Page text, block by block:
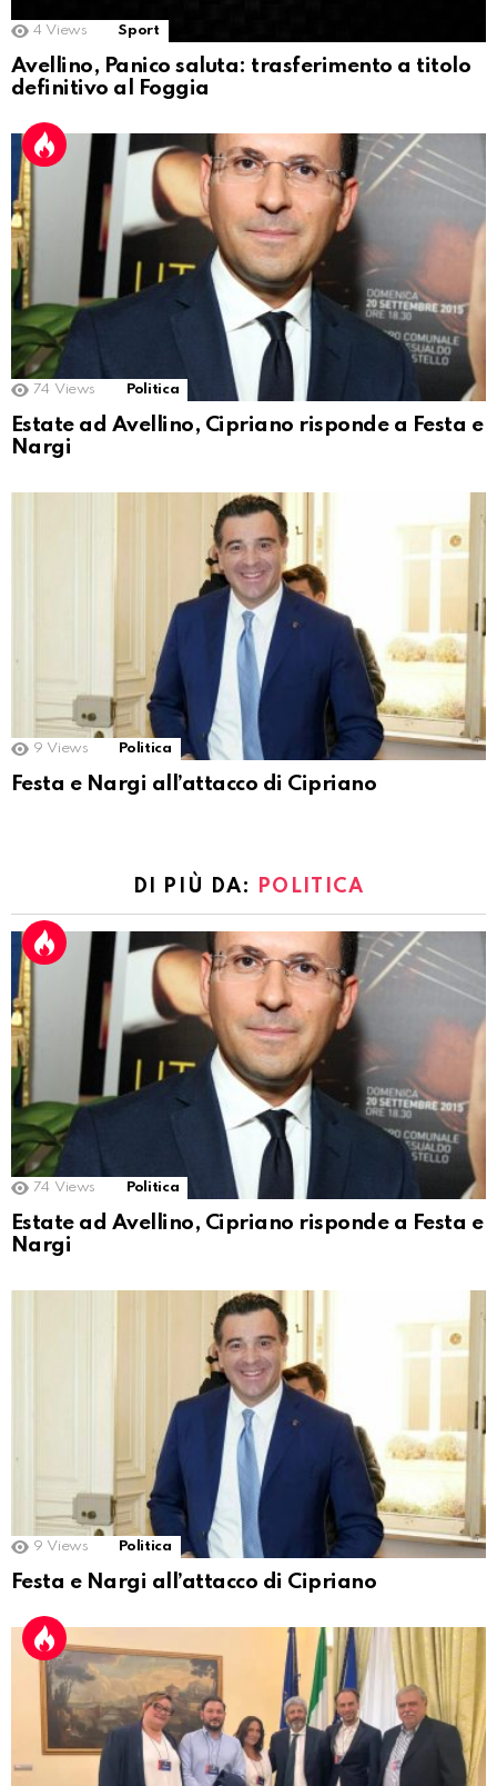
4 Views Sport
Avellino, Panico saluta: trasferimento a titolo
definitivo al Foggia
74 Views Politica
Estate ad Avellino, Cipriano risponde a Festa e
Nargi
9 Views Politica
Festa e Nargi all’attacco di Cipriano
DI PIÙ DA: POLITICA
74 Views Politica
Estate ad Avellino, Cipriano risponde a Festa e
Nargi
9 Views Politica
Festa e Nargi all’attacco di Cipriano